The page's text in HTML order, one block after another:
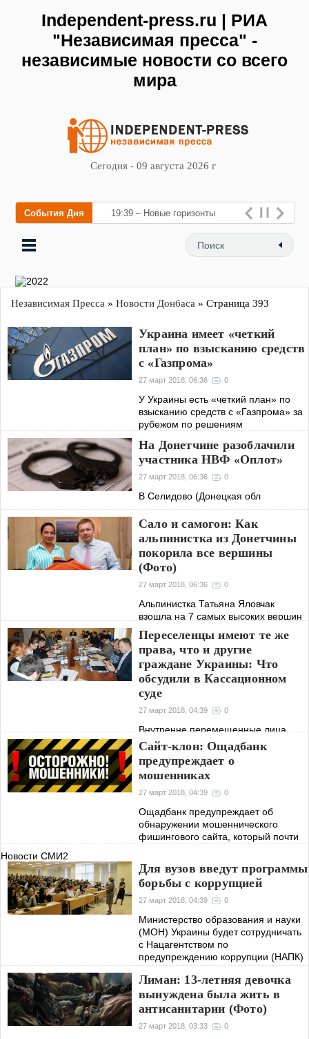
Independent-press.ru | РИА
"Независимая пресса" -
независимые новости со всего
мира
Сегодня - 09 августа 2026 г
События Дня 19:39 – Новые горизонты
флебологии: в Москве
открылся «Городской цен
Независимая Пресса » Новости Донбаса » Страница 393
Украина имеет «четкий
план» по взысканию средств
с «Газпрома»
27 март 2018, 06:36 0
У Украины есть «четкий план» по
взысканию средств с «Газпрома» за
рубежом по решениям
украинских судов
На Донетчине разоблачили
участника НВФ «Оплот»
27 март 2018, 06:36 0
В Селидово (Донецкая обл
Сало и самогон: Как
альпинистка из Донетчины
покорила все вершины
(Фото)
27 март 2018, 06:36 0
Альпинистка Татьяна Яловчак
взошла на 7 самых высоких вершин
семи континентов планеты и
Переселенцы имеют те же
права, что и другие
граждане Украины: Что
обсудили в Кассационном
суде
27 март 2018, 04:39 0
Внутренне перемещенные лица
(ВПЛ) имеют те же права, что и
другие граждане Украины
Сайт-клон: Ощадбанк
предупреждает о
мошенниках
27 март 2018, 04:39 0
Ощадбанк предупреждает об
обнаружении мошеннического
фишингового сайта, который почти
Новости СМИ2
Для вузов введут программы
борьбы с коррупцией
27 март 2018, 04:39 0
Министерство образования и науки
(МОН) Украины будет сотрудничать
с Нацагентством по
предупреждению коррупции (НАПК)
по углублению, расширению и
обновлению знаний в вопросах
соблюдения
Лиман: 13-летняя девочка
вынуждена была жить в
антисанитарии (Фото)
27 март 2018, 03:33 0